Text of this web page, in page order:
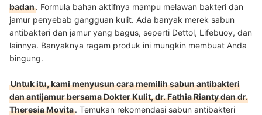
badan. Formula bahan aktifnya mampu melawan bakteri dan
jamur penyebab gangguan kulit. Ada banyak merek sabun
antibakteri dan jamur yang bagus, seperti Dettol, Lifebuoy, dan
lainnya. Banyaknya ragam produk ini mungkin membuat Anda
bingung.
Untuk itu, kami menyusun cara memilih sabun antibakteri
dan antijamur bersama Dokter Kulit, dr. Fathia Rianty dan dr.
Theresia Movita. Temukan rekomendasi sabun antibakteri